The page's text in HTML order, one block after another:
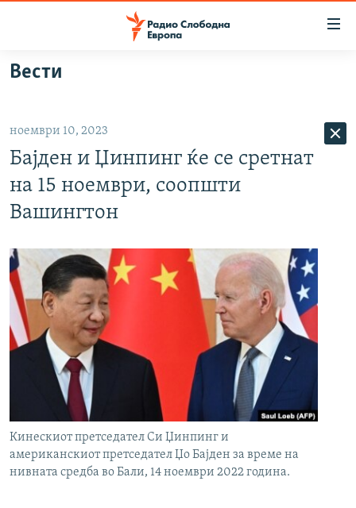
Оди
на
главната
навигација
Премини
на
ВИЗУЕЛНО
ВЕСТИ
ШТО ТРЕБА ДА ЗНАЕТЕ
ПОДКАСТ ЗОШТО?
СЛЕДЕТЕ НЕ
РСЕ веб страници
Вести
ноември 10, 2023
Бајден и Џинпинг ќе се сретнат
на 15 ноември, соопшти
Вашингтон
Кинескиот претседател Си Џинпинг и
американскиот претседател Џо Бајден за време на
нивната средба во Бали, 14 ноември 2022 година.